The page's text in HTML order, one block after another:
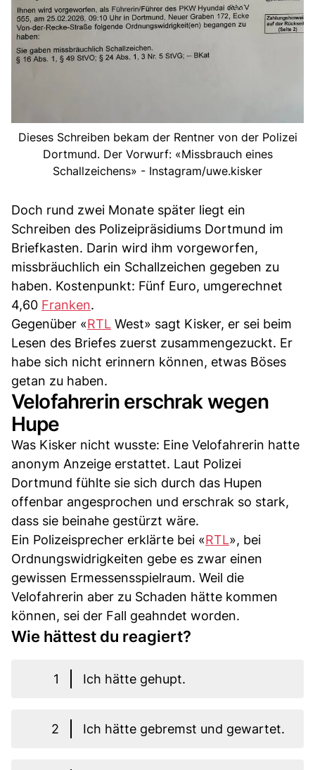
Dieses Schreiben bekam der Rentner von der Polizei
Dortmund. Der Vorwurf: «Missbrauch eines
Schallzeichens» - Instagram/uwe.kisker
Doch rund zwei Monate später liegt ein
Schreiben des Polizeipräsidiums Dortmund im
Briefkasten. Darin wird ihm vorgeworfen,
missbräuchlich ein Schallzeichen gegeben zu
haben. Kostenpunkt: Fünf Euro, umgerechnet
4,60 Franken.
Gegenüber «RTL West» sagt Kisker, er sei beim
Lesen des Briefes zuerst zusammengezuckt. Er
habe sich nicht erinnern können, etwas Böses
getan zu haben.
Velofahrerin erschrak wegen
Hupe
Was Kisker nicht wusste: Eine Velofahrerin hatte
anonym Anzeige erstattet. Laut Polizei
Dortmund fühlte sie sich durch das Hupen
offenbar angesprochen und erschrak so stark,
dass sie beinahe gestürzt wäre.
Ein Polizeisprecher erklärte bei «RTL», bei
Ordnungswidrigkeiten gebe es zwar einen
gewissen Ermessensspielraum. Weil die
Velofahrerin aber zu Schaden hätte kommen
können, sei der Fall geahndet worden.
Wie hättest du reagiert?
1 Ich hätte gehupt.
2 Ich hätte gebremst und gewartet.